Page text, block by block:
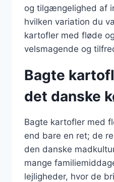
og tilgængelighed af
hvilken variation du
kartofler med fløde
velsmagende og
Bagte
det danske
Bagte kartofler med
end bare en ret; de
den danske
mange
lejligheder, hvor de